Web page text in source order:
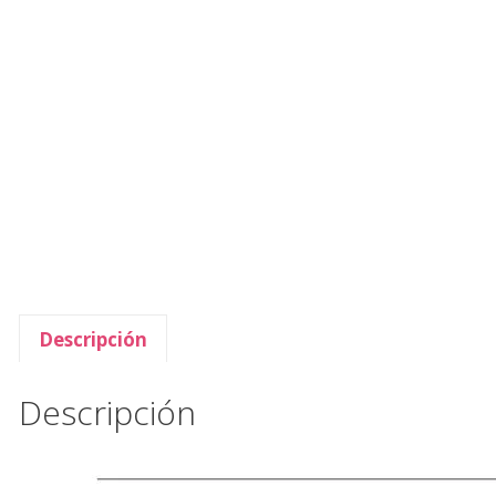
Descripción
Descripción